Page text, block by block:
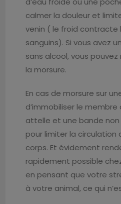
calmer la douleur et
venin ( le froid contracte
sanguins). Si vous avez
sans alcool, vous
la morsure.
En cas de morsure sur
d’immobiliser le
attelle et une bande non
pour limiter la circulation
corps. Et évidement
rapidement possible
en pensant que votre
à votre animal, ce qui